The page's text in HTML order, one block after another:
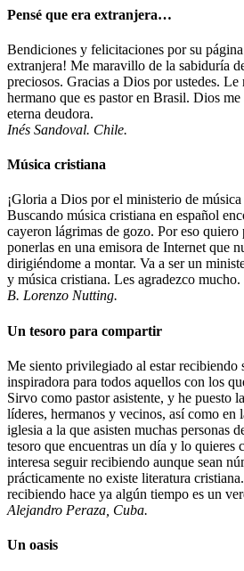
Pensé que era extranjera…
Bendiciones y felicitaciones por su
extranjera! Me maravillo de la sabiduría
preciosos. Gracias a Dios por ustedes. Le
hermano que es pastor en Brasil. Dios me
eterna deudora.
Inés Sandoval. Chile.
Música cristiana
¡Gloria a Dios por el ministerio de
Buscando música cristiana en español
cayeron lágrimas de gozo. Por eso
ponerlas en una emisora de Internet que
dirigiéndome a montar. Va a ser un
y música cristiana. Les agradezco
B. Lorenzo Nutting.
Un tesoro para compartir
Me siento privilegiado al estar recibiendo
inspiradora para todos aquellos con los
Sirvo como pastor asistente, y he puesto
líderes, hermanos y vecinos, así como en
iglesia a la que asisten muchas personas
tesoro que encuentras un día y lo quieres
interesa seguir recibiendo aunque sean
prácticamente no existe literatura
recibiendo hace ya algún tiempo es un
Alejandro Peraza, Cuba.
Un oasis